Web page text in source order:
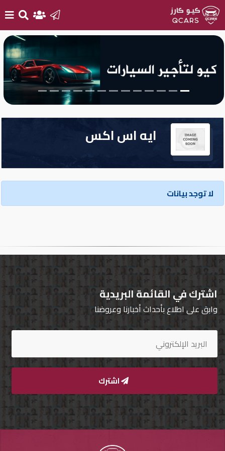
بيع
سيارتك
أحدث
السيارات
سيارات
جديدة
سيارات
تسجيل
الدخول
English
مستثمري
السيارات
الماركات
مطلوب
ايه اس اكس
لا توجد بيانات
اشترك في القائمة البريدية
وابق على اطلاع بأحداث أخبارنا وعروضنا
اشترك